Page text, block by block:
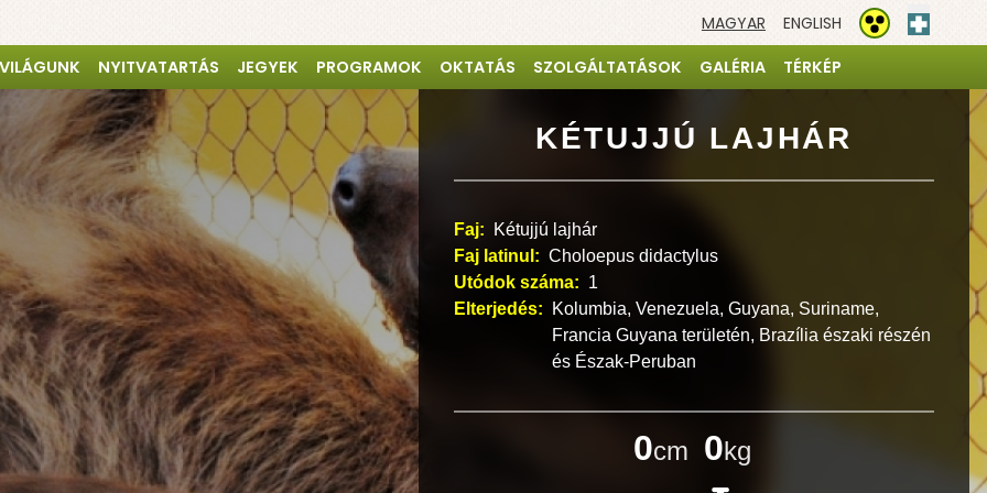
MAGYAR
ENGLISH
NYITVATARTÁS JEGYEK PROGRAMOK OKTATÁS SZOLGÁLTATÁSOK GALÉRIA TÉRKÉP
KÉTUJJÚ LAJHÁR
Faj:
Kétujjú lajhár
Faj latinul: Choloepus didactylus
Utódok száma: 1
Elterjedés:
Kolumbia, Venezuela, Guyana, Suriname,
Francia Guyana területén, Brazília északi részén
és Észak-Peruban
0cm 0kg